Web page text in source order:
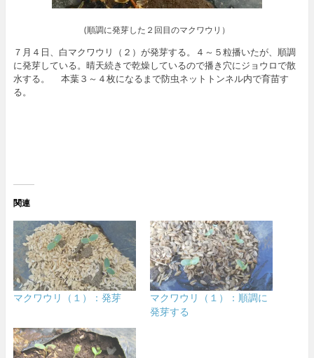
(順調に発芽した２回目のマクワウリ）
７月４日、白マクワウリ（２）が発芽する。４～５粒播いたが、順調
に発芽している。晴天続きで乾燥しているので播き穴にジョウロで散
水する。 本葉３～４枚になるまで防虫ネットトンネル内で育苗す
る。
関連
マクワウリ（１）：発芽
マクワウリ（１）：順調に
発芽する